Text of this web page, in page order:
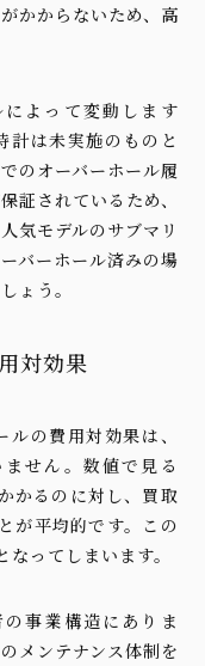
かからないため、高
よって変動します
計は未実施のものと
のオーバーホール履
証されているため、
気モデルのサブマリ
バーホール済みの場
ょう。
対効果
の費用対効果は、
せん。数値で見る
かるのに対し、買取
が平均的です。この
ってしまいます。
事業構造にありま
メンテナンス体制を